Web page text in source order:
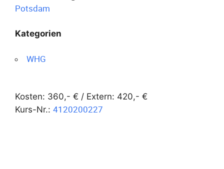
Potsdam
Kategorien
WHG
Kosten: 360,- € / Extern: 420,- €
Kurs-Nr.: 4120200227